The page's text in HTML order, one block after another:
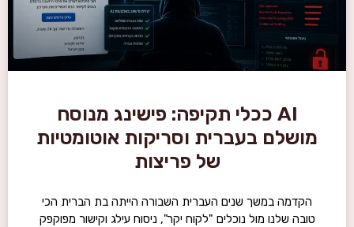
AI ככלי תקיפה: פישינג מנוסח
מושלם בעברית וסריקות אוטומטיות
של פריצות
הקדמה במשך שנים העברית השבורה הייתה בת הברית הכי
טובה שלנו מול נוכלים "לקוח יקר", ניסוח עילג וקישור מפוקפק